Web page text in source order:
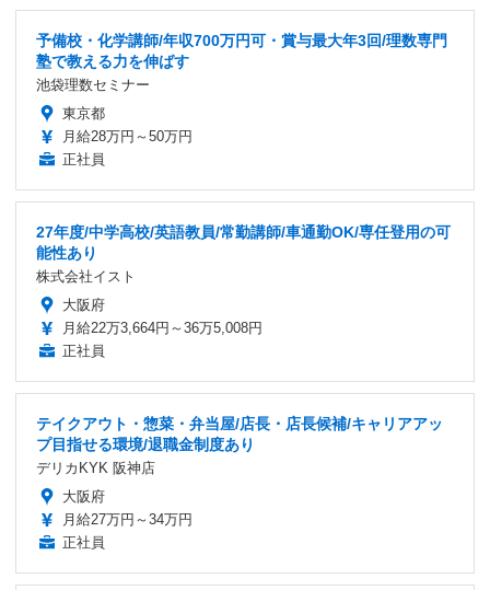
予備校・化学講師/年収700万円可・賞与最大年3回/理数専門
塾で教える力を伸ばす
池袋理数セミナー
東京都
月給28万円～50万円
正社員
27年度/中学高校/英語教員/常勤講師/車通勤OK/専任登用の可
能性あり
株式会社イスト
大阪府
月給22万3,664円～36万5,008円
正社員
テイクアウト・惣菜・弁当屋/店長・店長候補/キャリアアッ
プ目指せる環境/退職金制度あり
デリカKYK 阪神店
大阪府
月給27万円～34万円
正社員